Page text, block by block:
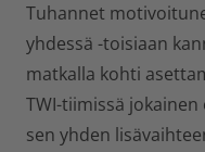
Tuhannet
yhdessä -toisiaan
matkalla kohti
TWI-tiimissä
sen yhden